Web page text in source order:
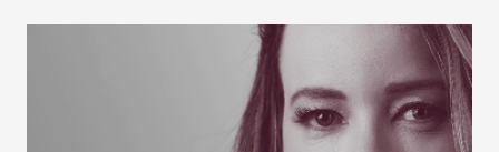
LinkedIn, VISA, Grupo 3corações, TikTok e M. Dias Branco.
A nova edição chega em um momento em que autenticidade
e consistência ganham peso nas conversas sobre marca,
liderança e estratégia. - Vivemos um momento em que todo